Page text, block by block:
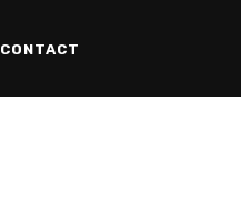
CONTACT